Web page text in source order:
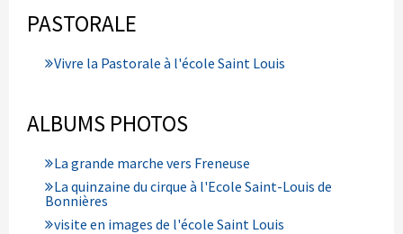
PASTORALE
Vivre la Pastorale à l'école Saint Louis
ALBUMS PHOTOS
La grande marche vers Freneuse
La quinzaine du cirque à l'Ecole Saint-Louis de
Bonnières
visite en images de l'école Saint Louis